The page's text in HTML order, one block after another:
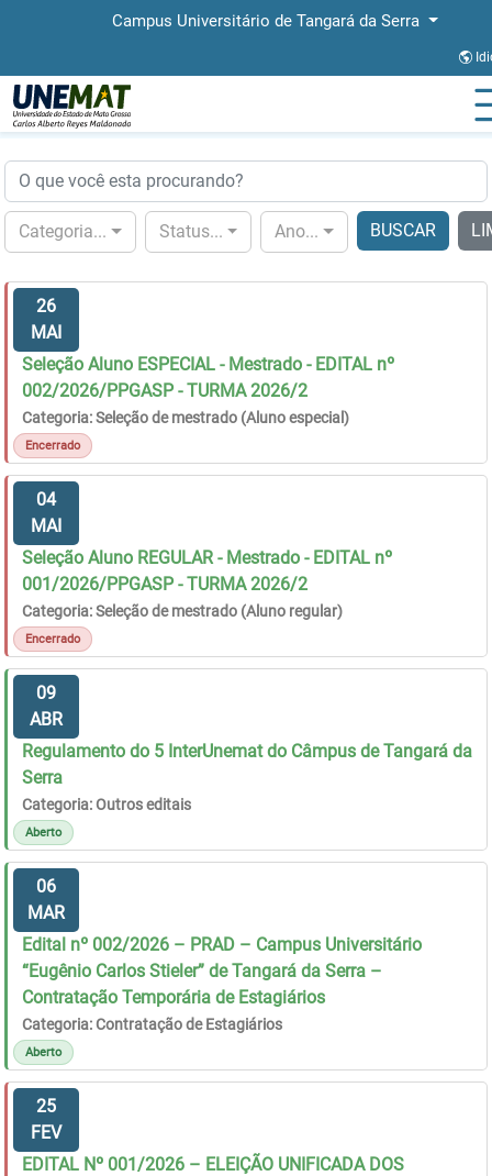
Campus Universitário de Tangará da Serra
Página Inicial
Categoria... Status... Ano... BUSCAR
26
MAI
Seleção Aluno ESPECIAL - Mestrado - EDITAL nº
002/2026/PPGASP - TURMA 2026/2
Categoria: Seleção de mestrado (Aluno especial)
Encerrado
04
MAI
Seleção Aluno REGULAR - Mestrado - EDITAL nº
001/2026/PPGASP - TURMA 2026/2
Categoria: Seleção de mestrado (Aluno regular)
Encerrado
09
ABR
Regulamento do 5 InterUnemat do Câmpus de Tangará da
Serra
Categoria: Outros editais
Aberto
06
MAR
Edital nº 002/2026 – PRAD – Campus Universitário
“Eugênio Carlos Stieler” de Tangará da Serra –
Contratação Temporária de Estagiários
Categoria: Contratação de Estagiários
Aberto
25
FEV
EDITAL Nº 001/2026 – ELEIÇÃO UNIFICADA DOS